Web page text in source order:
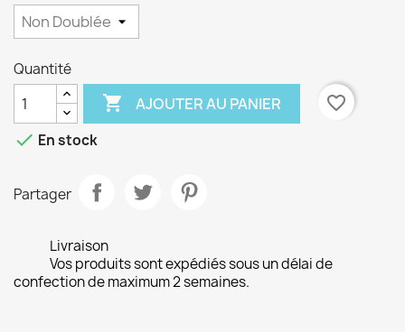
Quantité
 AJOUTER AU PANIER
favorite_border
 En stock
Partager
Livraison
Vos produits sont expédiés sous un délai de
confection de maximum 2 semaines.